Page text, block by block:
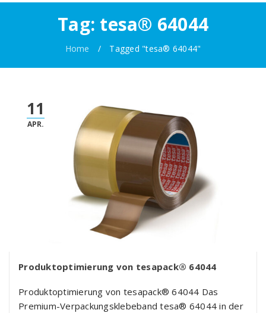
Tag: tesa® 64044
Home / Tagged "tesa® 64044"
11
APR.
Produktoptimierung von tesapack® 64044
Produktoptimierung von tesapack® 64044 Das
Premium-Verpackungsklebeband tesa® 64044 in der